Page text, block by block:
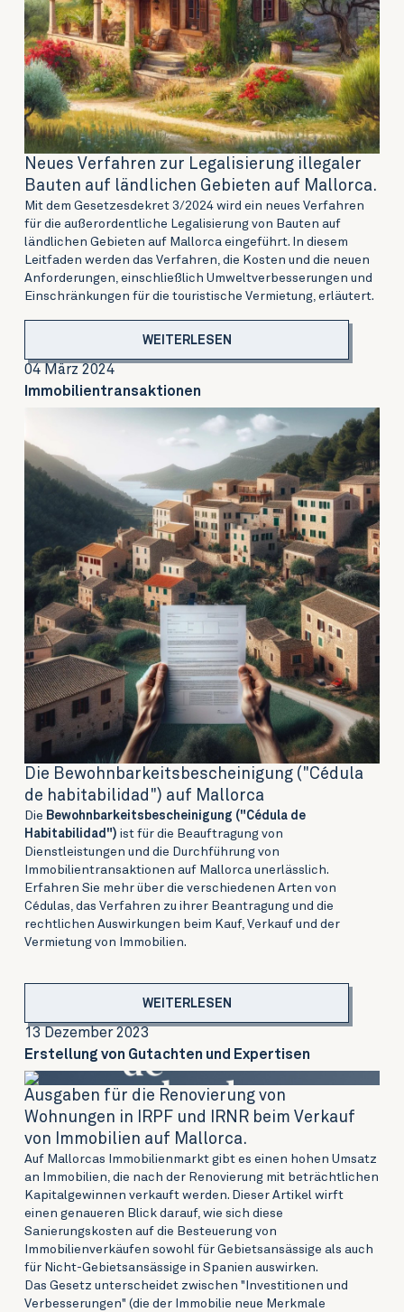
Neues Verfahren zur Legalisierung illegaler
Bauten auf ländlichen Gebieten auf Mallorca.
Mit dem Gesetzesdekret 3/2024 wird ein neues Verfahren
für die außerordentliche Legalisierung von Bauten auf
ländlichen Gebieten auf Mallorca eingeführt. In diesem
Leitfaden werden das Verfahren, die Kosten und die neuen
Anforderungen, einschließlich Umweltverbesserungen und
Einschränkungen für die touristische Vermietung, erläutert.
WEITERLESEN
04 März 2024
Immobilientransaktionen
Die Bewohnbarkeitsbescheinigung ("Cédula
de habitabilidad") auf Mallorca
Die Bewohnbarkeitsbescheinigung ("Cédula de
Habitabilidad") ist für die Beauftragung von
Dienstleistungen und die Durchführung von
Immobilientransaktionen auf Mallorca unerlässlich.
Erfahren Sie mehr über die verschiedenen Arten von
Cédulas, das Verfahren zu ihrer Beantragung und die
rechtlichen Auswirkungen beim Kauf, Verkauf und der
Vermietung von Immobilien.
WEITERLESEN
13 Dezember 2023
Erstellung von Gutachten und Expertisen
Ausgaben für die Renovierung von
Wohnungen in IRPF und IRNR beim Verkauf
von Immobilien auf Mallorca.
Auf Mallorcas Immobilienmarkt gibt es einen hohen Umsatz
an Immobilien, die nach der Renovierung mit beträchtlichen
Kapitalgewinnen verkauft werden. Dieser Artikel wirft
einen genaueren Blick darauf, wie sich diese
Sanierungskosten auf die Besteuerung von
Immobilienverkäufen sowohl für Gebietsansässige als auch
für Nicht-Gebietsansässige in Spanien auswirken.
Das Gesetz unterscheidet zwischen "Investitionen und
Verbesserungen" (die der Immobilie neue Merkmale